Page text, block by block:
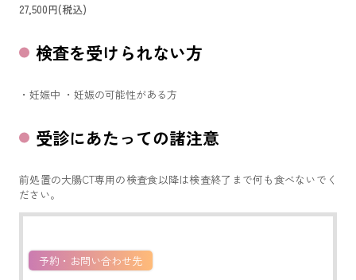
27,500円(税込)
検査を受けられない方
・妊娠中 ・妊娠の可能性がある方
受診にあたっての諸注意
前処置の大腸CT専用の検査食以降は検査終了まで何も食べないでく
ださい。
予約・お問い合わせ先